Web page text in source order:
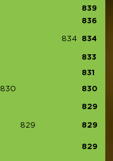
839
836
834 834
833
831
830 830
829
829 829
829